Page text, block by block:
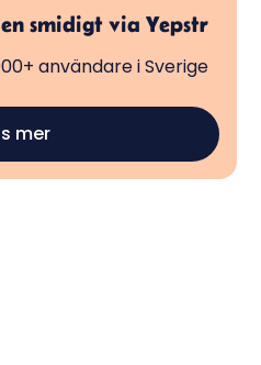
smidigt via Yepstr
användare i Sverige
mer